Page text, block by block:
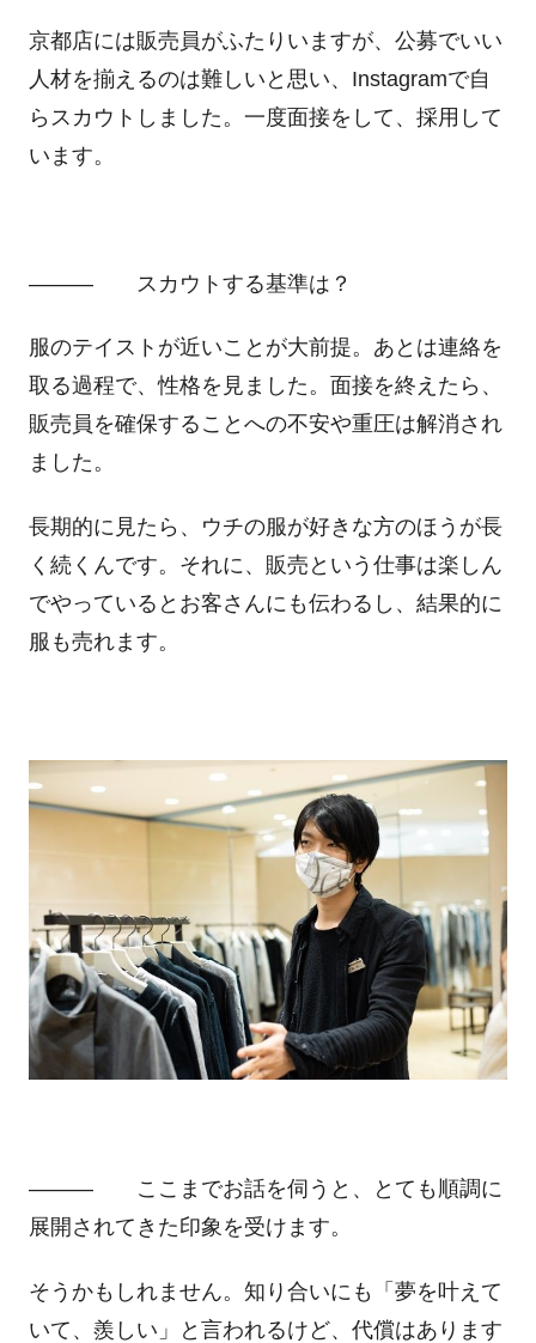
京都店には販売員がふたりいますが、公募でいい
人材を揃えるのは難しいと思い、Instagramで自
らスカウトしました。一度面接をして、採用して
います。
――― スカウトする基準は？
服のテイストが近いことが大前提。あとは連絡を
取る過程で、性格を見ました。面接を終えたら、
販売員を確保することへの不安や重圧は解消され
ました。
長期的に見たら、ウチの服が好きな方のほうが長
く続くんです。それに、販売という仕事は楽しん
でやっているとお客さんにも伝わるし、結果的に
服も売れます。
――― ここまでお話を伺うと、とても順調に
展開されてきた印象を受けます。
そうかもしれません。知り合いにも「夢を叶えて
いて、羨しい」と言われるけど、代償はあります